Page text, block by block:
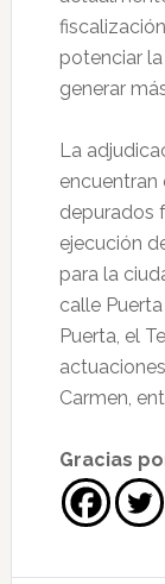
potenciar
generar
La
encuentran
depurados
ejecución
para la
calle
Puerta, el
Carmen,
Gracias